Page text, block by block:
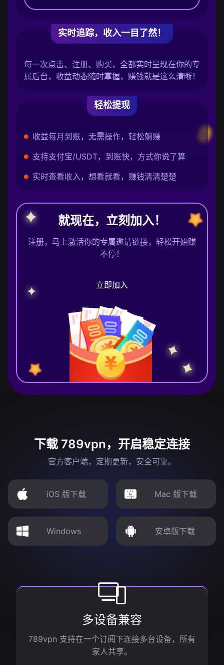
实时追踪，收入一目了然！
每一次点击、注册、购买，全都实时呈现在你的专
属后台，收益动态随时掌握，赚钱就是这么清晰！
轻松提现
收益每月到账，无需操作，轻松躺赚
支持支付宝/USDT，到账快，方式你说了算
实时查看收入，想看就看，赚钱清清楚楚
就现在，立刻加入！
注册，马上激活你的专属邀请链接，轻松开始赚
不停！
立即加入
下载 789vpn，开启稳定连接
官方客户端，定期更新，安全可靠。
iOS 版下载 Mac 版下载
Windows 安卓版下载
多设备兼容
789vpn 支持在一个订阅下连接多台设备，所有
家人共享。